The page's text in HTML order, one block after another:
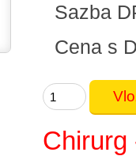
Sazba
Cena s
Chirurg